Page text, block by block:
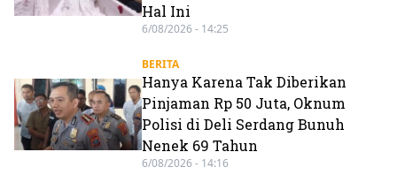
Hal Ini
6/08/2026 - 14:25
BERITA
Hanya Karena Tak Diberikan
Pinjaman Rp 50 Juta, Oknum
Polisi di Deli Serdang Bunuh
Nenek 69 Tahun
6/08/2026 - 14:16